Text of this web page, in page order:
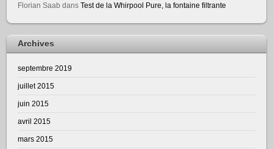
Florian Saab dansTest de la Whirpool Pure, la fontaine filtrante
Archives
septembre 2019
juillet 2015
juin 2015
avril 2015
mars 2015